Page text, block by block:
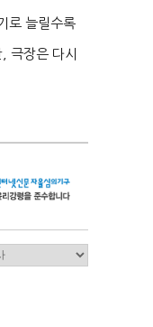
로 늘릴수록
극장은 다시